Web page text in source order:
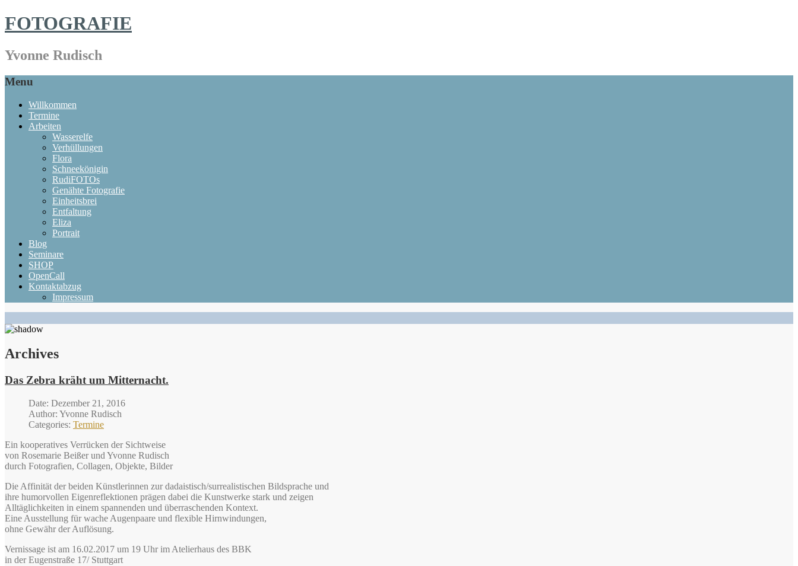
FOTOGRAFIE
Yvonne Rudisch
Menu
Willkommen
Termine
Arbeiten
Wasserelfe
Verhüllungen
Flora
Schneekönigin
RudiFOTOs
Genähte Fotografie
Einheitsbrei
Entfaltung
Eliza
Portrait
Blog
Seminare
SHOP
OpenCall
Kontaktabzug
Impressum
Archives
Das Zebra kräht um Mitternacht.
Date: Dezember 21, 2016
Author: Yvonne Rudisch
Categories: Termine
Ein kooperatives Verrücken der Sichtweise
von Rosemarie Beißer und Yvonne Rudisch
durch Fotografien, Collagen, Objekte, Bilder
Die Affinität der beiden Künstlerinnen zur dadaistisch/surrealistischen Bildsprache und
ihre humorvollen Eigenreflektionen prägen dabei die Kunstwerke stark und zeigen
Alltäglichkeiten in einem spannenden und überraschenden Kontext.
Eine Ausstellung für wache Augenpaare und flexible Hirnwindungen,
ohne Gewähr der Auflösung.
Vernissage ist am 16.02.2017 um 19 Uhr im Atelierhaus des BBK
in der Eugenstraße 17/ Stuttgart